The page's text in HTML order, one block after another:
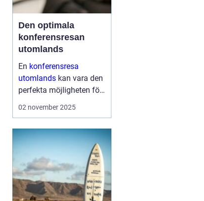
Den optimala
konferensresan
utomlands
En konferensresa
utomlands kan vara den
perfekta möjligheten för
företag och
nya affärsmöjligheter
och kombinera arbete
med nöje ...
02 november 2025